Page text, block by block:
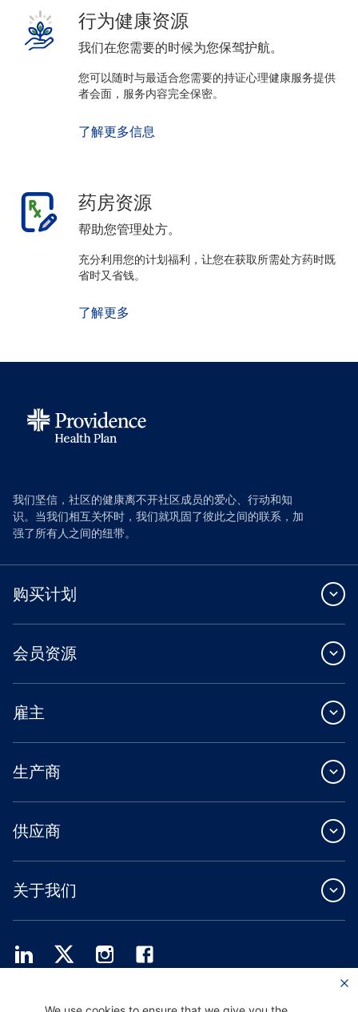
行为健康资源
我们在您需要的时候为您保驾护航。
您可以随时与最适合您需要的持证心理健康服务提供
者会面，服务内容完全保密。
了解更多信息
药房资源
帮助您管理处方。
充分利用您的计划福利，让您在获取所需处方药时既
省时又省钱。
了解更多
我们坚信，社区的健康离不开社区成员的爱心、行动和知
识。当我们相互关怀时，我们就巩固了彼此之间的联系，加
强了所有人之间的纽带。
购买计划
会员资源
雇主
生产商
供应商
关于我们
Providence Health Plan 提供商业团体、个人健康保障和 ASO 服务。